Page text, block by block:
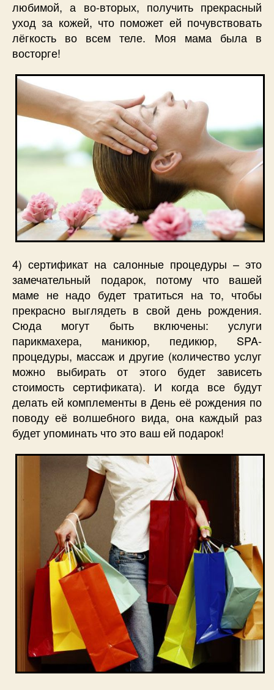
любимой, а во-вторых, получить прекрасный
уход за кожей, что поможет ей почувствовать
лёгкость во всем теле. Моя мама была в
восторге!
4) сертификат на салонные процедуры – это
замечательный подарок, потому что вашей
маме не надо будет тратиться на то, чтобы
прекрасно выглядеть в свой день рождения.
Сюда могут быть включены: услуги
парикмахера, маникюр, педикюр, SPA-
процедуры, массаж и другие (количество услуг
можно выбирать от этого будет зависеть
стоимость сертификата). И когда все будут
делать ей комплементы в День её рождения по
поводу её волшебного вида, она каждый раз
будет упоминать что это ваш ей подарок!